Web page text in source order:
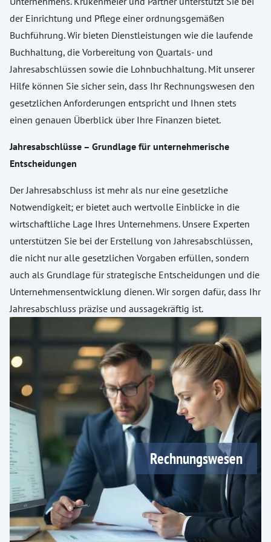
der Einrichtung und Pflege einer ordnungsgemäßen
Buchführung. Wir bieten Dienstleistungen wie die laufende
Buchhaltung, die Vorbereitung von Quartals- und
Jahresabschlüssen sowie die Lohnbuchhaltung. Mit unserer
Hilfe können Sie sicher sein, dass Ihr Rechnungswesen den
gesetzlichen Anforderungen entspricht und Ihnen stets
einen genauen Überblick über Ihre Finanzen bietet.
Jahresabschlüsse – Grundlage für unternehmerische
Entscheidungen
Der Jahresabschluss ist mehr als nur eine gesetzliche
Notwendigkeit; er bietet auch wertvolle Einblicke in die
wirtschaftliche Lage Ihres Unternehmens. Unsere Experten
unterstützen Sie bei der Erstellung von Jahresabschlüssen,
die nicht nur alle gesetzlichen Vorgaben erfüllen, sondern
auch als Grundlage für strategische Entscheidungen und die
Unternehmensentwicklung dienen. Wir sorgen dafür, dass Ihr
Jahresabschluss präzise und aussagekräftig ist.
Rechnungswesen